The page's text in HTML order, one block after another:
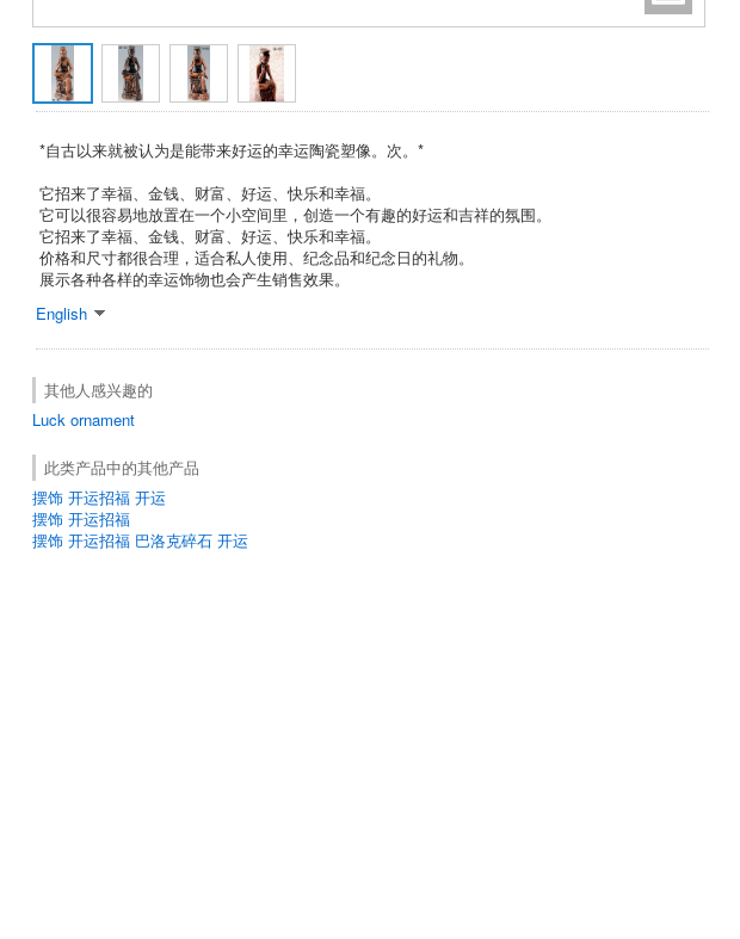
*自古以来就被认为是能带来好运的幸运陶瓷塑像。次。*
它招来了幸福、金钱、财富、好运、快乐和幸福。
它可以很容易地放置在一个小空间里，创造一个有趣的好运和吉祥的氛围。
它招来了幸福、金钱、财富、好运、快乐和幸福。
价格和尺寸都很合理，适合私人使用、纪念品和纪念日的礼物。
展示各种各样的幸运饰物也会产生销售效果。
English
其他人感兴趣的
Luck ornament
此类产品中的其他产品
摆饰 开运招福 开运
摆饰 开运招福
摆饰 开运招福 巴洛克碎石 开运